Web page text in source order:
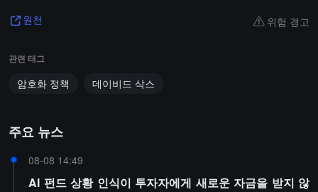
원천 위험 경고
관련 태그
암호화 정책 데이비드 삭스
주요 뉴스
08-08 14:49
AI 펀드 상황 인식이 투자자에게 새로운 자금을 받지 않